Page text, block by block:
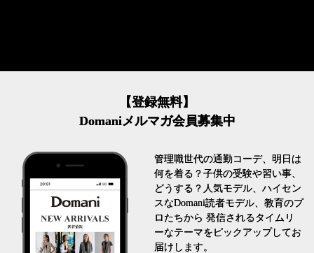
【登録無料】
Domaniメルマガ会員募集中
管理職世代の通勤コーデ、明日は
何を着る？子供の受験や習い事、
どうする？人気モデル、ハイセン
スなDomani読者モデル、教育のプ
ロたちから 発信されるタイムリ
ーなテーマをピックアップしてお
届けします。